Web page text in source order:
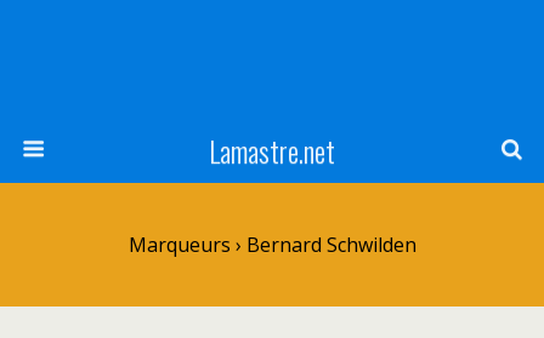
Lamastre.net
Marqueurs › Bernard Schwilden